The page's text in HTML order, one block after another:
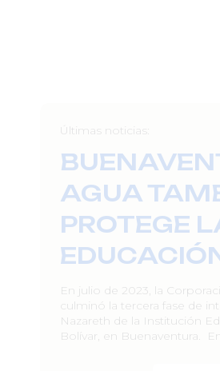
Últimas noticias:
AGUA
PROTEGE
En julio de 2023, la
culminó la tercera fase de
Nazareth de la Institución
Bolívar, en Buenaventura.